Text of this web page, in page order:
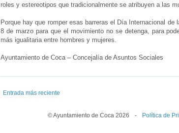
roles y estereotipos que tradicionalmente se atribuyen a las
Porque hay que romper esas barreras el Día Internacional
8 de marzo para que el movimiento no se detenga, para
más igualitaria entre hombres y mujeres.
Ayuntamiento de Coca – Concejalía de Asuntos Sociales
Entrada más reciente
© Ayuntamiento de Coca 2026 --- Política de